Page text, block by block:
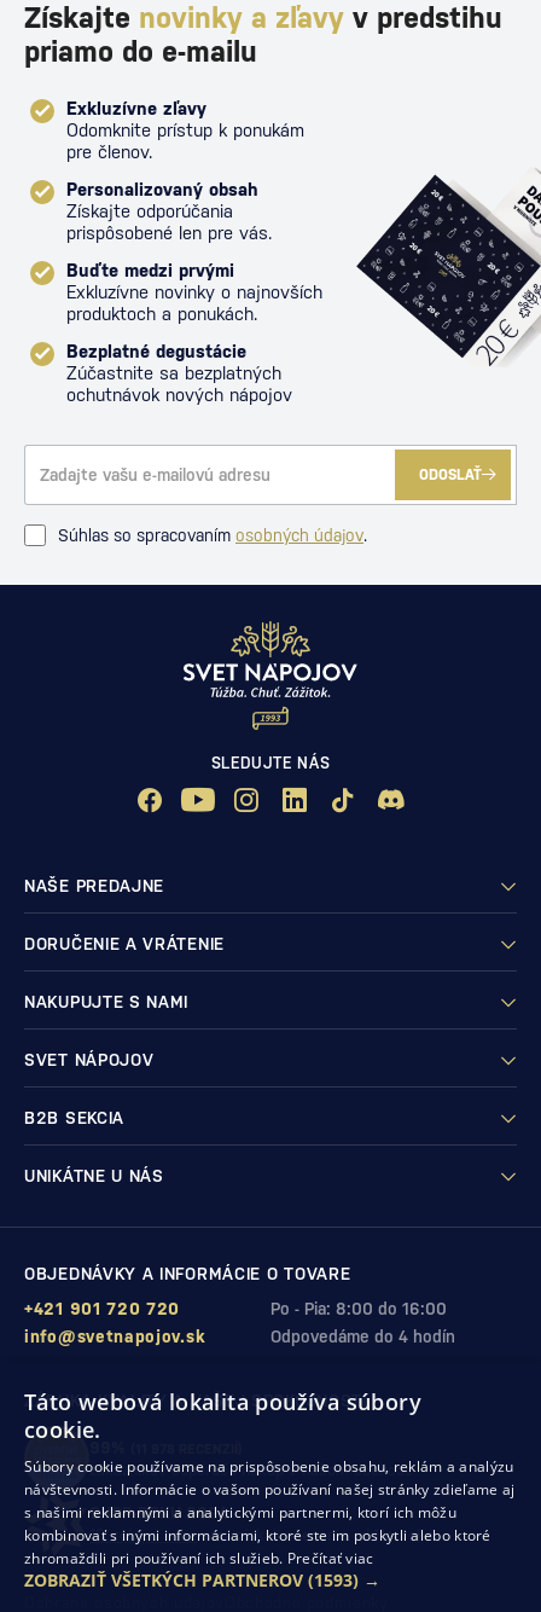
Získajte novinky a zľavy v predstihu
priamo do e-mailu
Exkluzívne zľavy
Odomknite prístup k ponukám
pre členov.
Personalizovaný obsah
Získajte odporúčania
prispôsobené len pre vás.
Buďte medzi prvými
Exkluzívne novinky o najnovších
produktoch a ponukách.
Bezplatné degustácie
Zúčastnite sa bezplatných
ochutnávok nových nápojov
ODOSLAŤ
Súhlas so spracovaním osobných údajov.
SLEDUJTE NÁS
NAŠE PREDAJNE
DORUČENIE A VRÁTENIE
NAKUPUJTE S NAMI
SVET NÁPOJOV
B2B SEKCIA
UNIKÁTNE U NÁS
OBJEDNÁVKY A INFORMÁCIE O TOVARE
Po - Pia: 8:00 do 16:00
+421 901 720 720
Odpovedáme do 4 hodín
info@svetnapojov.sk
ZÁRUKA KVALITY A VAŠEJ SPOKOJNOSTI
zákazníkov odporúča nákup v našom obchode
SHOP ROKU 2024
10. rok po sebesme získali ocenenie od Heureka
Táto webová lokalita používa súbory
cookie.
Súbory cookie používame na prispôsobenie obsahu, reklám a analýzu
návštevnosti. Informácie o vašom používaní našej stránky zdieľame aj
s našimi reklamnými a analytickými partnermi, ktorí ich môžu
kombinovať s inými informáciami, ktoré ste im poskytli alebo ktoré
zhromaždili pri používaní ich služieb. Prečítať viac
ZOBRAZIŤ VŠETKÝCH PARTNEROV (1593) →